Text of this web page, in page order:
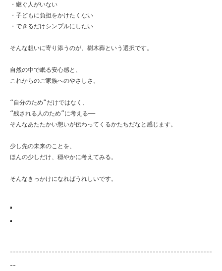
・継ぐ人がいない
・子どもに負担をかけたくない
・できるだけシンプルにしたい
そんな想いに寄り添うのが、樹木葬という選択です。
自然の中で眠る安心感と、
これからのご家族へのやさしさ。
“自分のため”だけではなく、
“残される人のため”に考える——
そんなあたたかい想いが伝わってくるかたちだなと感じます。
少し先の未来のことを、
ほんの少しだけ、穏やかに考えてみる。
そんなきっかけになればうれしいです。
--------------------------------------------------------------------
--